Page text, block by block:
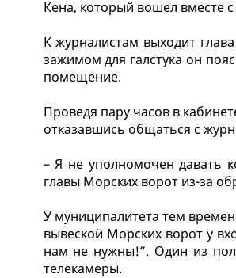
Кена, который вошел вместе
К журналистам выходит
зажимом для галстука он
помещение.
Проведя пару часов в
отказавшись общаться с
– Я не уполномочен давать
главы Морских ворот из-за
У муниципалитета тем
вывеской Морских ворот у
нам не нужны!”. Один из
телекамеры.